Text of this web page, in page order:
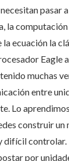
pasar
la
ecuación la
Eagle
muchas
entre
Lo
construir un
difícil controlar.
por